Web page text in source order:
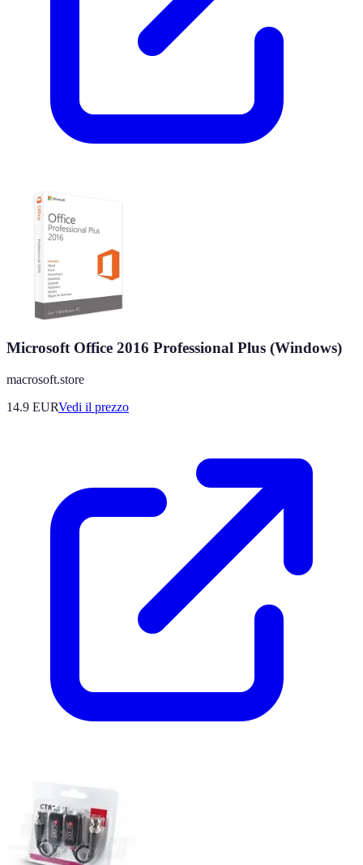
Microsoft Office 2016 Professional Plus (Windows)
macrosoft.store
14.9 EURVedi il prezzo